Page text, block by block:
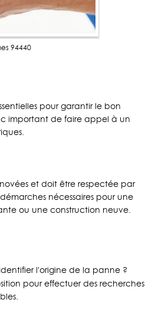
94440
pour garantir le bon
important de faire appel à un
et doit être respectée par
nécessaires pour une
ou une construction neuve.
l'origine de la panne ?
pour effectuer des recherches